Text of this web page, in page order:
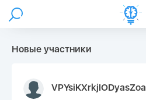
Новые участники
VPYsiKXrkjIODyasZoa